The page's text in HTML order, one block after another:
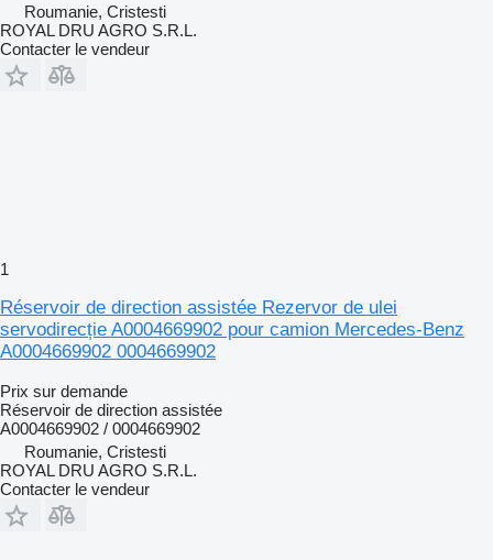
Roumanie, Cristesti
ROYAL DRU AGRO S.R.L.
Contacter le vendeur
1
Réservoir de direction assistée Rezervor de ulei
servodirecție A0004669902 pour camion Mercedes-Benz
A0004669902 0004669902
Prix sur demande
Réservoir de direction assistée
A0004669902 / 0004669902
Roumanie, Cristesti
ROYAL DRU AGRO S.R.L.
Contacter le vendeur